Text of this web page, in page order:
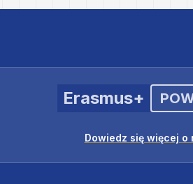
Erasmus+
Dowiedz się więcej